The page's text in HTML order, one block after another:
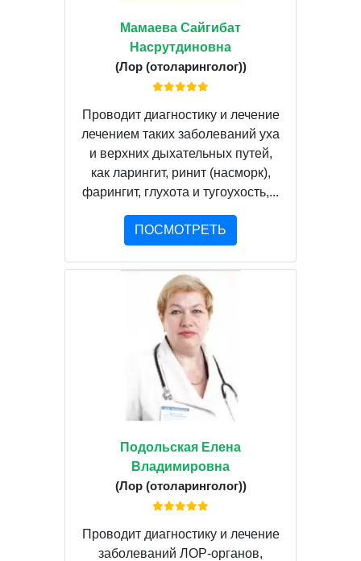
Мамаева Сайгибат
Насрутдиновна
(Лор (отоларинголог))
Проводит диагностику и лечение
лечением таких заболеваний уха
и верхних дыхательных путей,
как ларингит, ринит (насморк),
фарингит, глухота и тугоухость,...
ПОСМОТРЕТЬ
Подольская Елена
Владимировна
(Лор (отоларинголог))
Проводит диагностику и лечение
заболеваний ЛОР-органов,